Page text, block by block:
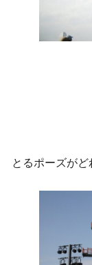
とるポーズがど